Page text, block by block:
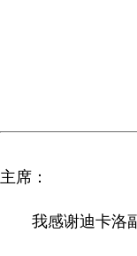
主席：
我感谢迪卡洛